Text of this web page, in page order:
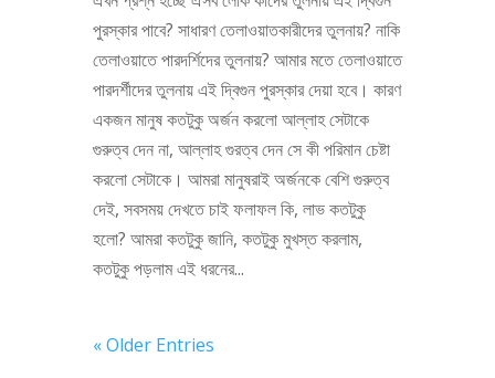
পুরস্কার পাবে? সাধারণ তেলাওয়াতকারীদের তুলনায়? নাকি
তেলাওয়াতে পারদর্শিদের তুলনায়? আমার মতে তেলাওয়াতে
পারদর্শীদের তুলনায় এই দ্বিগুন পুরস্কার দেয়া হবে। কারণ
একজন মানুষ কতটুকু অর্জন করলো আল্লাহ সেটাকে
গুরুত্ব দেন না, আল্লাহ গুরত্ব দেন সে কী পরিমান চেষ্টা
করলো সেটাকে। আমরা মানুষরাই অর্জনকে বেশি গুরুত্ব
দেই, সবসময় দেখতে চাই ফলাফল কি, লাভ কতটুকু
হলো? আমরা কতটুকু জানি, কতটুকু মুখস্ত করলাম,
কতটুকু পড়লাম এই ধরনের...
« Older Entries